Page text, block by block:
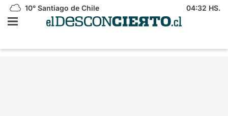
10° Santiago de Chile 04:32 HS.